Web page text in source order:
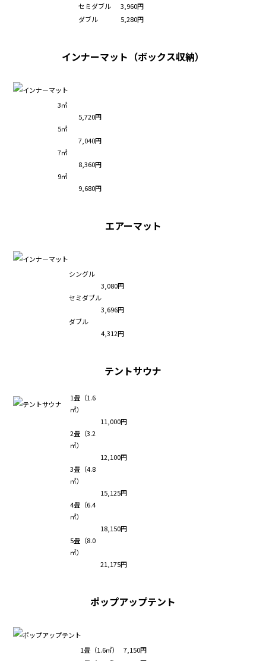
セミダブル
3,960円
ダブル
5,280円
インナーマット（ボックス収納）
3㎡
5,720円
5㎡
7,040円
7㎡
8,360円
9㎡
9,680円
エアーマット
シングル
3,080円
セミダブル
3,696円
ダブル
4,312円
テントサウナ
1畳（1.6
㎡）
11,000円
2畳（3.2
㎡）
12,100円
3畳（4.8
㎡）
15,125円
4畳（6.4
㎡）
18,150円
5畳（8.0
㎡）
21,175円
ポップアップテント
1畳（1.6㎡）
7,150円